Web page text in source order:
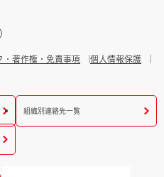
・著作権・免責事項
個人情報保護
組織別連絡先一覧